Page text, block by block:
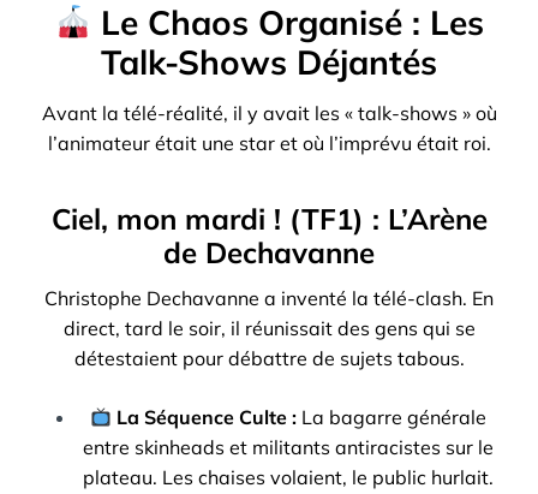
Le Chaos Organisé : Les
Talk-Shows Déjantés
Avant la télé-réalité, il y avait les « talk-shows » où
l’animateur était une star et où l’imprévu était roi.
Ciel, mon mardi ! (TF1) : L’Arène
de Dechavanne
Christophe Dechavanne a inventé la télé-clash. En
direct, tard le soir, il réunissait des gens qui se
détestaient pour débattre de sujets tabous.
La Séquence Culte : La bagarre générale
entre skinheads et militants antiracistes sur le
plateau. Les chaises volaient, le public hurlait.